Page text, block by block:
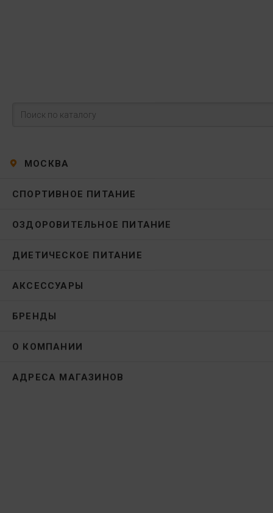
МОСКВА
СПОРТИВНОЕ ПИТАНИЕ
ОЗДОРОВИТЕЛЬНОЕ ПИТАНИЕ
ДИЕТИЧЕСКОЕ ПИТАНИЕ
АКСЕССУАРЫ
БРЕНДЫ
О КОМПАНИИ
АДРЕСА МАГАЗИНОВ